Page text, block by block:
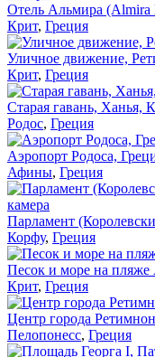
Отель Альмира (Almira
Крит, Греция
Уличное движение,
Крит, Греция
Старая гавань, Ханья,
Родос, Греция
Аэропорт Родоса,
Афины, Греция
Парламент
Корфу, Греция
Песок и море на пляже
Крит, Греция
Центр города
Пелопонесс, Греция